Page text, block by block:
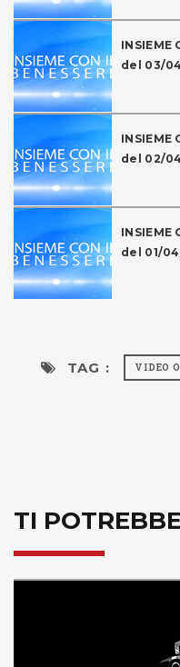
INSIEME
del 03/
INSIEME
del 02/
INSIEME
del 01/
TAG : VIDEO
TI